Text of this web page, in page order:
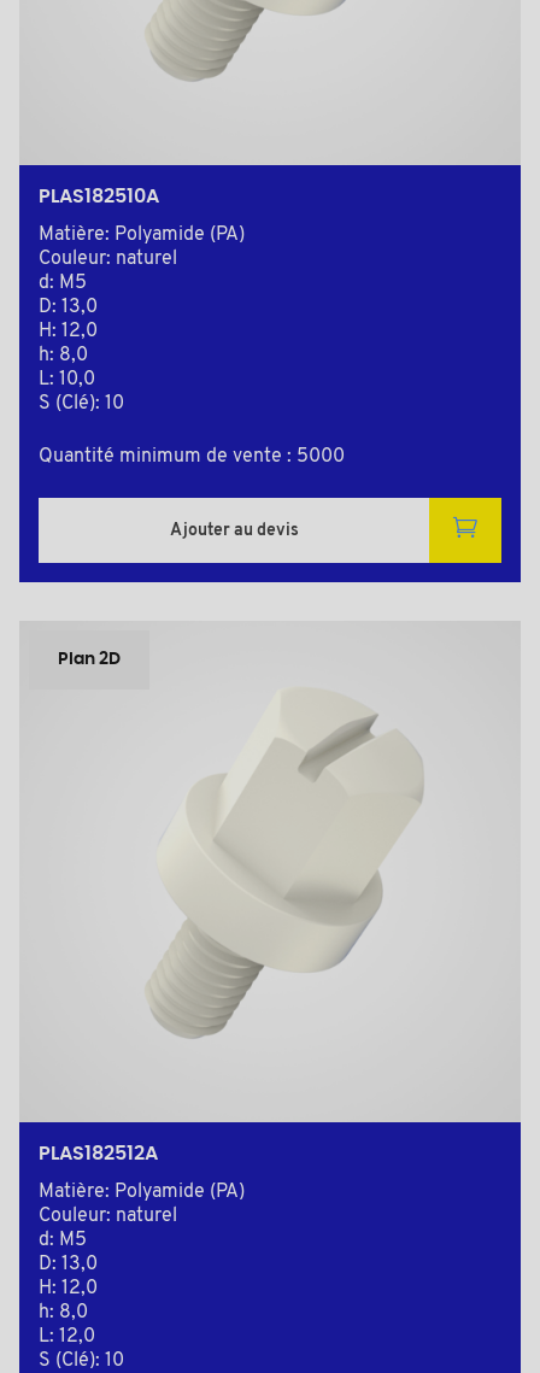
PLAS182510A
Matière: Polyamide (PA)
Couleur: naturel
d: M5
D: 13,0
H: 12,0
h: 8,0
L: 10,0
S (Clé): 10
Quantité minimum de vente : 5000
Ajouter au devis
Plan 2D
PLAS182512A
Matière: Polyamide (PA)
Couleur: naturel
d: M5
D: 13,0
H: 12,0
h: 8,0
L: 12,0
S (Clé): 10